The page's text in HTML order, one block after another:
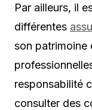
Par ailleurs, il
différentes
son patrimoine
responsabilité
consulter des